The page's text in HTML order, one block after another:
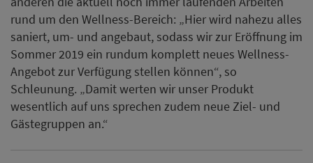
rund um den Wellness-Bereich: „Hier wird nahezu alles
saniert, um- und angebaut, sodass wir zur Eröffnung im
Sommer 2019 ein rundum komplett neues Wellness-
Angebot zur Verfügung stellen können“, so
Schleunung. „Damit werten wir unser Produkt
wesentlich auf uns sprechen zudem neue Ziel- und
Gästegruppen an.“